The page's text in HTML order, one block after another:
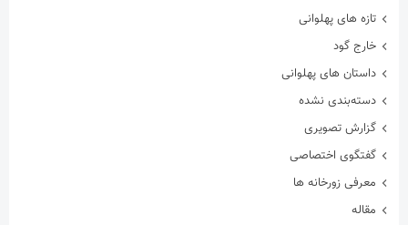
تازه های پهلوانی
خارج گود
داستان های پهلوانی
دسته‌بندی نشده
گزارش تصویری
گفتگوی اختصاصی
معرفی زورخانه ها
مقاله